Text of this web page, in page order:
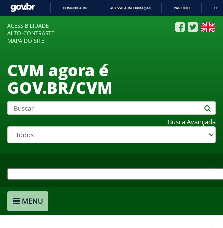
COMUNICA BR ACESSO À INFORMAÇÃO PARTICIPE
ACESSIBILIDADE
ALTO-CONTRASTE
MAPA DO SITE
CVM agora é
GOV.BR/CVM
Busca Avançada
MENU